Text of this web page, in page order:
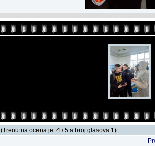
(Trenutna ocena je: 4 / 5 a broj glasova 1)